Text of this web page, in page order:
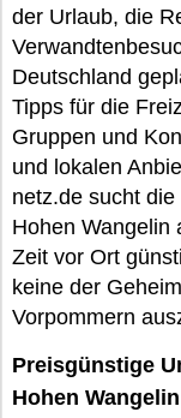
der Urlaub, die
Deutschland
Tipps für die
Gruppen und
und lokalen
netz.de sucht
Hohen Wangelin
Zeit vor Ort
keine der
Vorpommern
Preisgünstige
Hohen